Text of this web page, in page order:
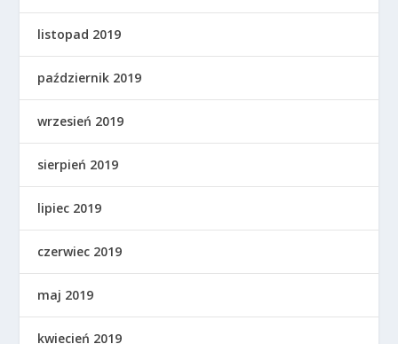
listopad 2019
październik 2019
wrzesień 2019
sierpień 2019
lipiec 2019
czerwiec 2019
maj 2019
kwiecień 2019